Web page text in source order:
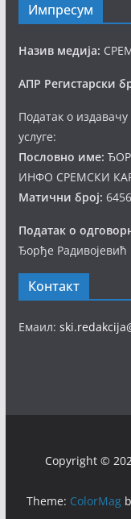
Импресум
Назив медија:
АПР Регистарски
Податак о
услуге:
Пословно име:
ИНФО СРЕМСКИ
Матични број:
Податак о
Ђорђе Радивојевић
Контакт
Емаил:
Copyright ©
Theme: ColorMag